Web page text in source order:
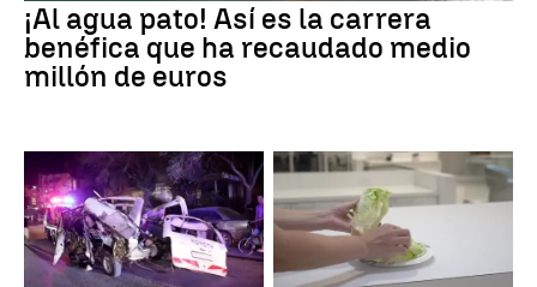
¡Al agua pato! Así es la carrera
benéfica que ha recaudado medio
millón de euros